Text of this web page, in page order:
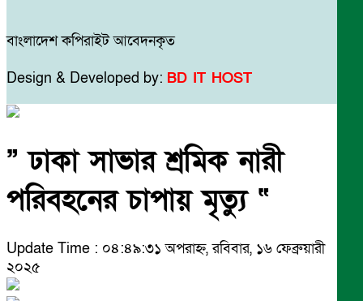
বাংলাদেশ কপিরাইট আবেদনকৃত
Design & Developed by: BD IT HOST
” ঢাকা সাভার শ্রমিক নারী
পরিবহনের চাপায় মৃত্যু “
Update Time : ০৪:৪৯:৩১ অপরাহ্ন, রবিবার, ১৬ ফেব্রুয়ারী
২০২৫